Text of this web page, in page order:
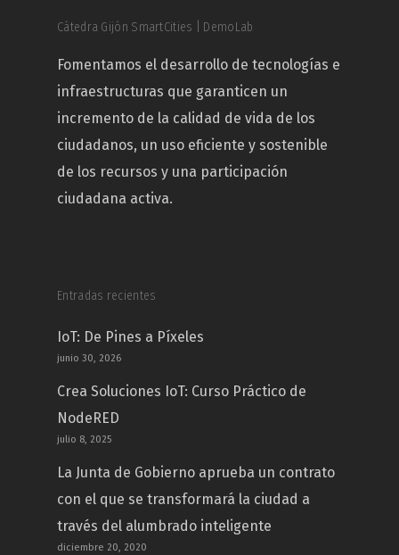
Cátedra Gijón SmartCities | DemoLab
Fomentamos el desarrollo de tecnologías e
infraestructuras que garanticen un
incremento de la calidad de vida de los
ciudadanos, un uso eficiente y sostenible
de los recursos y una participación
ciudadana activa.
Entradas recientes
IoT: De Pines a Píxeles
junio 30, 2026
Crea Soluciones IoT: Curso Práctico de
NodeRED
julio 8, 2025
La Junta de Gobierno aprueba un contrato
con el que se transformará la ciudad a
través del alumbrado inteligente
diciembre 20, 2020